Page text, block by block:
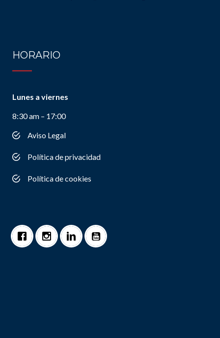
HORARIO
Lunes a viernes
8:30 am – 17:00
Aviso Legal
Política de privacidad
Política de cookies